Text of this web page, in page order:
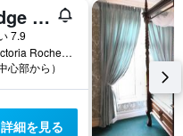
Travelodge Bodmin Roche
7.9
Victoria Inn Victoria Roche, セント・オーステル, イギリス
心部から）
詳細を見る